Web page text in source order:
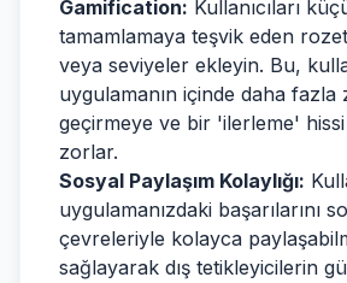
Gamification: Kullanıcıları
tamamlamaya teşvik eden
veya seviyeler ekleyin. Bu,
uygulamanın içinde daha fazla
geçirmeye ve bir 'ilerleme'
zorlar.
Sosyal Paylaşım Kolaylığı:
uygulamanızdaki başarılarını
çevreleriyle kolayca
sağlayarak dış tetikleyicilerin